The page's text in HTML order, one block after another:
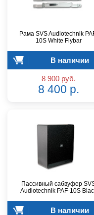
Рама SVS Audiotechnik
10S White Flybar
В наличии
8 900 руб.
8 400 р.
Пассивный сабвуфер
Audiotechnik PAF-10S
В наличии